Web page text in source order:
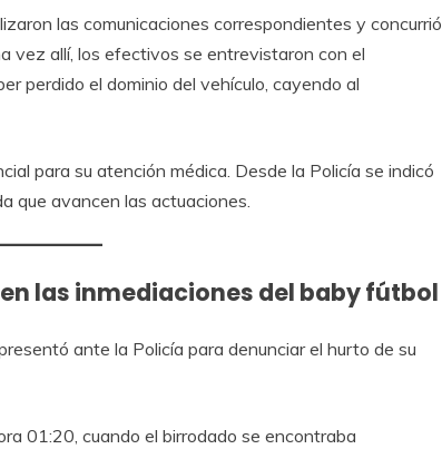
las comunicaciones correspondientes y concurrió
vez allí, los efectivos se entrevistaron con el
perdido el dominio del vehículo, cayendo al
para su atención médica. Desde la Policía se indicó
que avancen las actuaciones.
las inmediaciones del baby fútbol
ante la Policía para denunciar el hurto de su
01:20, cuando el birrodado se encontraba